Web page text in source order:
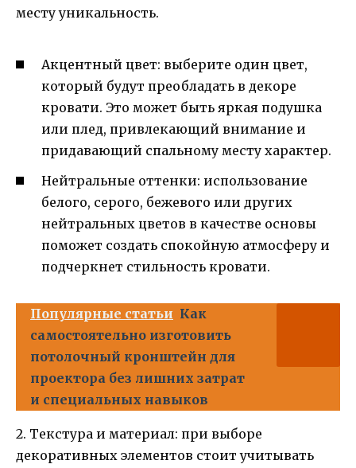
месту уникальность.
Акцентный цвет: выберите один цвет,
который будут преобладать в декоре
кровати. Это может быть яркая подушка
или плед, привлекающий внимание и
придавающий спальному месту характер.
Нейтральные оттенки: использование
белого, серого, бежевого или других
нейтральных цветов в качестве основы
поможет создать спокойную атмосферу и
подчеркнет стильность кровати.
Популярные статьи Как
самостоятельно изготовить
потолочный кронштейн для
проектора без лишних затрат
и специальных навыков
2. Текстура и материал: при выборе
декоративных элементов стоит учитывать